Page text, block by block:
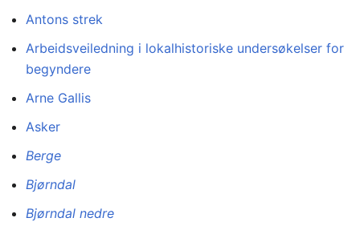
Antons strek
Arbeidsveiledning i lokalhistoriske undersøkelser for
begyndere
Arne Gallis
Asker
Berge
Bjørndal
Bjørndal nedre